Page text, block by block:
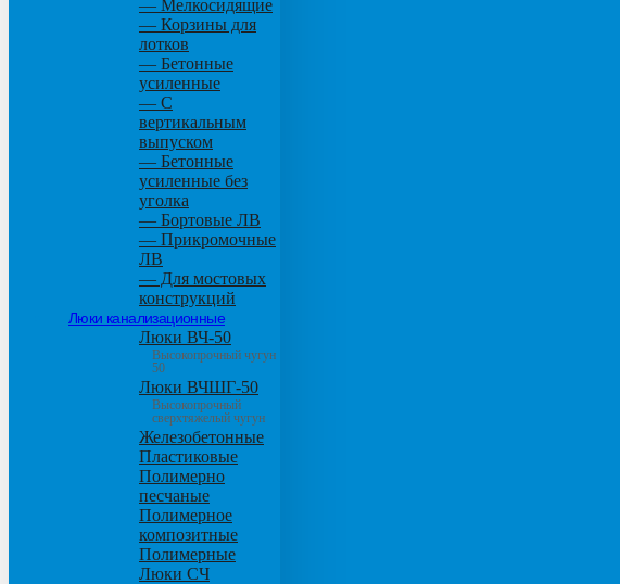
— Мелкосидящие
— Корзины для
лотков
— Бетонные
усиленные
— С
вертикальным
выпуском
— Бетонные
усиленные без
уголка
— Бортовые ЛВ
— Прикромочные
ЛВ
— Для мостовых
конструкций
Люки канализационные
Люки ВЧ-50
Высокопрочный чугун
50
Люки ВЧШГ-50
Высокопрочный
сверхтяжелый чугун
Железобетонные
Пластиковые
Полимерно
песчаные
Полимерное
композитные
Полимерные
Люки СЧ